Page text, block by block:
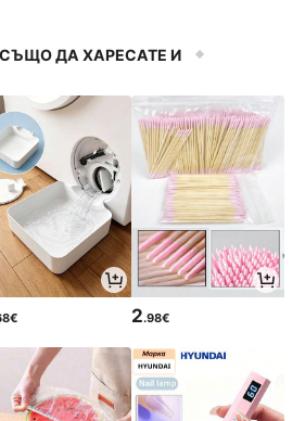
ДА ХАРЕСАТЕ И
2.98€